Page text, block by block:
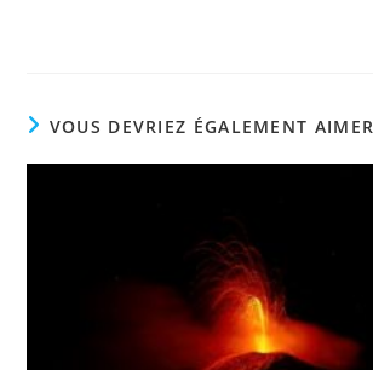
VOUS DEVRIEZ ÉGALEMENT AIMER